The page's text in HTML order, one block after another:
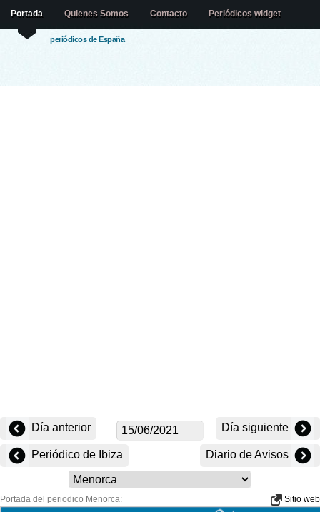
periódicos de España
Portada Quienes Somos Contacto Periódicos widget
Día anterior Día siguiente
Periódico de Ibiza Diario de Avisos
Portada del periodico Menorca: Sitio web